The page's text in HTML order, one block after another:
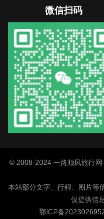
微信扫码
© 2008-2024 一路顺风旅行网
本站部分文字、行程、图片等
仅提供信
鄂ICP备